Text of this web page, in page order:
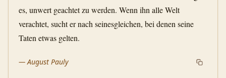
es, unwert geachtet zu werden. Wenn ihn alle Welt
verachtet, sucht er nach seinesgleichen, bei denen seine
Taten etwas gelten.
—August Pauly